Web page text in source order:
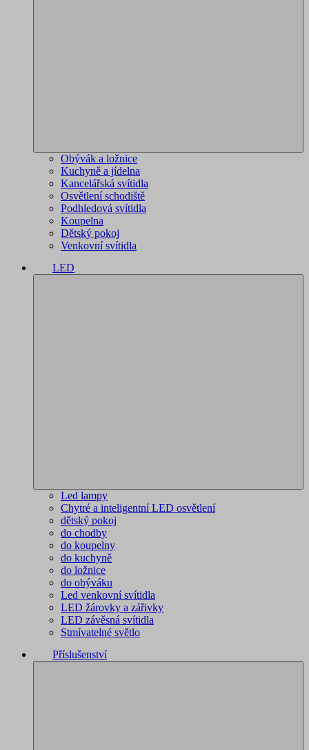
Obývák a ložnice
Kuchyně a jídelna
Kancelářská svítidla
Osvětlení schodiště
Podhledová svítidla
Koupelna
Dětský pokoj
Venkovní svítidla
LED
Led lampy
Chytré a inteligentní LED osvětlení
dětský pokoj
do chodby
do koupelny
do kuchyně
do ložnice
do obýváku
Led venkovní svítidla
LED žárovky a zářivky
LED závěsná svítidla
Stmívatelné světlo
Příslušenství